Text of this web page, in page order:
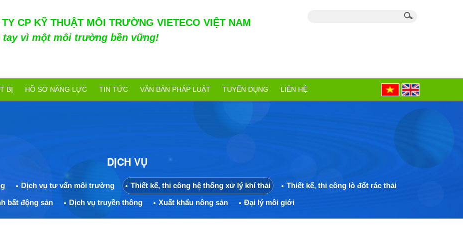
CP KỸ THUẬT MÔI TRƯỜNG VIETECO VIỆT NAM
tay vì một môi trường bền vững!
BỊ HỒ SƠ NĂNG LỰC TIN TỨC VĂN BẢN PHÁP LUẬT TUYỂN DỤNG LIÊN HỆ
DỊCH VỤ
Dịch vụ tư vấn môi trường Thiết kế, thi công hệ thống xử lý khí thải
Thiết kế, thi công lò đốt rác thải
bất động sản
Dịch vụ truyền thông Xuất khẩu nông sản Đại lý môi giới